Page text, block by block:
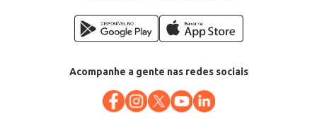
Acompanhe a gente nas redes sociais